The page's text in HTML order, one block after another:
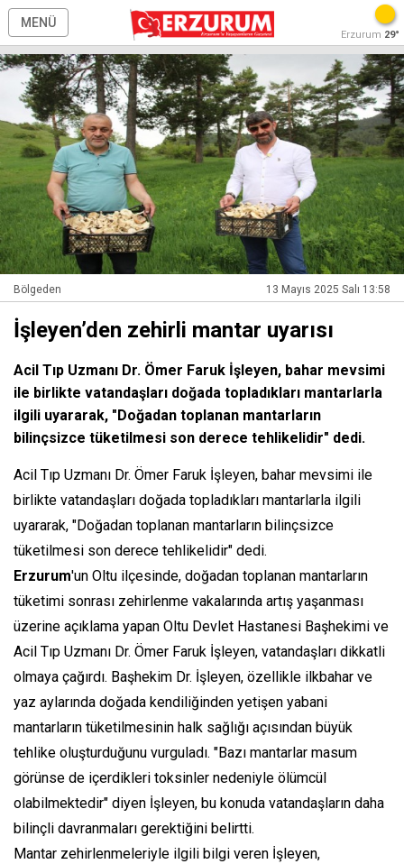
MENÜ
Erzurum 29°
Bölgeden 13 Mayıs 2025 Salı 13:58
İşleyen’den zehirli mantar uyarısı
Acil Tıp Uzmanı Dr. Ömer Faruk İşleyen, bahar mevsimi
ile birlikte vatandaşları doğada topladıkları mantarlarla
ilgili uyararak, "Doğadan toplanan mantarların
bilinçsizce tüketilmesi son derece tehlikelidir" dedi.
Acil Tıp Uzmanı Dr. Ömer Faruk İşleyen, bahar mevsimi ile
birlikte vatandaşları doğada topladıkları mantarlarla ilgili
uyararak, "Doğadan toplanan mantarların bilinçsizce
tüketilmesi son derece tehlikelidir" dedi.
Erzurum'un Oltu ilçesinde, doğadan toplanan mantarların
tüketimi sonrası zehirlenme vakalarında artış yaşanması
üzerine açıklama yapan Oltu Devlet Hastanesi Başhekimi ve
Acil Tıp Uzmanı Dr. Ömer Faruk İşleyen, vatandaşları dikkatli
olmaya çağırdı. Başhekim Dr. İşleyen, özellikle ilkbahar ve
yaz aylarında doğada kendiliğinden yetişen yabani
mantarların tüketilmesinin halk sağlığı açısından büyük
tehlike oluşturduğunu vurguladı. "Bazı mantarlar masum
görünse de içerdikleri toksinler nedeniyle ölümcül
olabilmektedir" diyen İşleyen, bu konuda vatandaşların daha
bilinçli davranmaları gerektiğini belirtti.
Mantar zehirlenmeleriyle ilgili bilgi veren İşleyen,